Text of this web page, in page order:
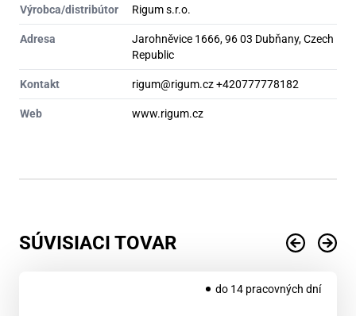
Výrobca/distribútor Rigum s.r.o.
Adresa
Jarohněvice 1666, 96 03 Dubňany, Czech
Republic
Kontakt rigum@rigum.cz +420777778182
Web www.rigum.cz
SÚVISIACI TOVAR
do 14 pracovných dní